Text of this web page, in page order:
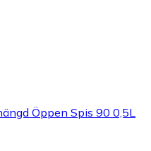
Öppen Spis 90 0,5L